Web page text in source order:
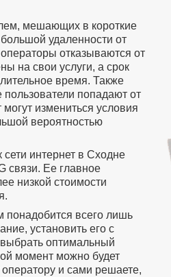
мешающих в короткие
удаленности от
отказываются от
на свои услуги, а срок
время. Также
попадают от
измениться условия
вероятностью
интернет в Сходне
связи. Ее главное
низкой стоимости
понадобится всего лишь
установить его с
оптимальный
момент можно будет
и сами решаете,